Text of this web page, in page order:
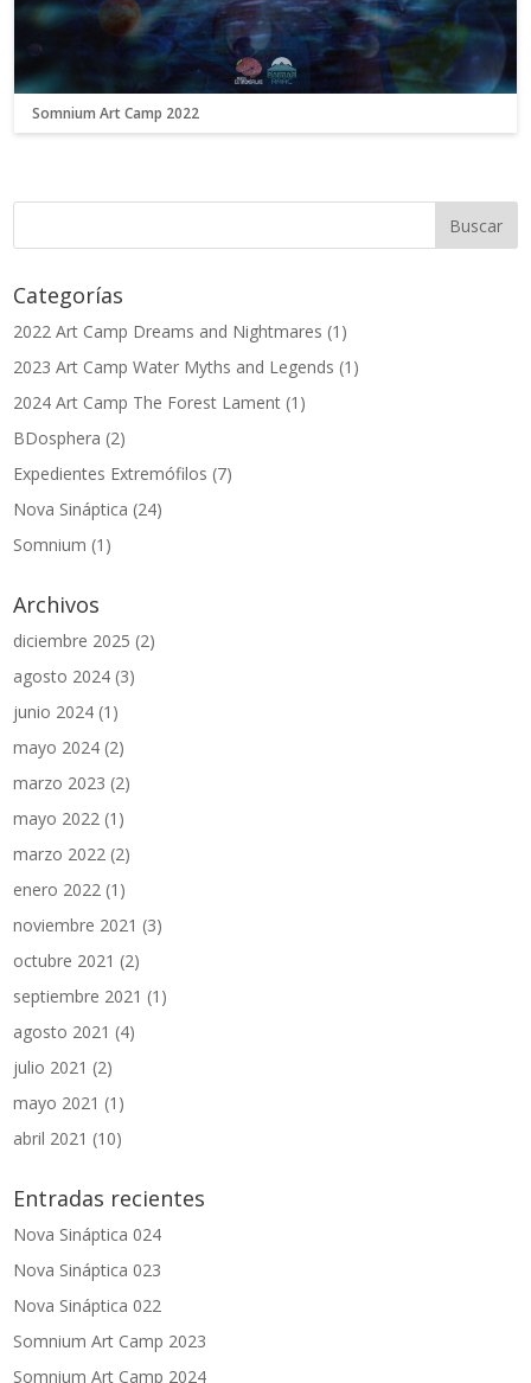
Somnium Art Camp 2022
Categorías
2022 Art Camp Dreams and Nightmares (1)
2023 Art Camp Water Myths and Legends (1)
2024 Art Camp The Forest Lament (1)
BDosphera (2)
Expedientes Extremófilos (7)
Nova Sináptica (24)
Somnium (1)
Archivos
diciembre 2025 (2)
agosto 2024 (3)
junio 2024 (1)
mayo 2024 (2)
marzo 2023 (2)
mayo 2022 (1)
marzo 2022 (2)
enero 2022 (1)
noviembre 2021 (3)
octubre 2021 (2)
septiembre 2021 (1)
agosto 2021 (4)
julio 2021 (2)
mayo 2021 (1)
abril 2021 (10)
Entradas recientes
Nova Sináptica 024
Nova Sináptica 023
Nova Sináptica 022
Somnium Art Camp 2023
Somnium Art Camp 2024